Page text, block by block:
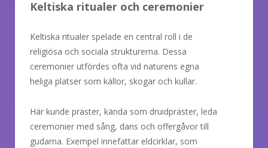
Keltiska ritualer och ceremonier
Keltiska ritualer spelade en central roll i de
religiösa och sociala strukturerna. Dessa
ceremonier utfördes ofta vid naturens egna
heliga platser som källor, skogar och kullar.
Här kunde präster, kända som druidpräster, leda
ceremonier med sång, dans och offergåvor till
gudarna. Exempel innefattar eldcirklar, som